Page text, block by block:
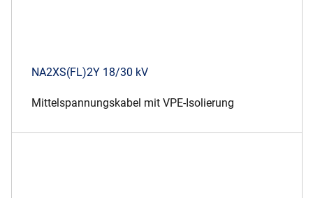
NA2XS(FL)2Y 18/30 kV
Mittelspannungskabel mit VPE-Isolierung